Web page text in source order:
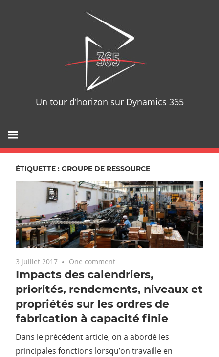
Un tour d'horizon sur Dynamics 365
ÉTIQUETTE : GROUPE DE RESSOURCE
3 juillet 2017 One comment
Impacts des calendriers,
priorités, rendements, niveaux et
propriétés sur les ordres de
fabrication à capacité finie
Dans le précédent article, on a abordé les
principales fonctions lorsqu’on travaille en